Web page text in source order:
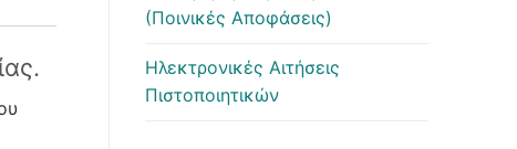
(Ποινικές Αποφάσεις)
Ηλεκτρονικές Αιτήσεις
Πιστοποιητικών